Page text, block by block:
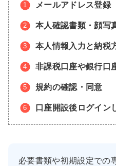
メールアドレス登録
本人確認書類・顔写
本人情報入力と納税
非課税口座や銀行口
規約の確認・同意
口座開設後ログイン
必要書類や初期設定での